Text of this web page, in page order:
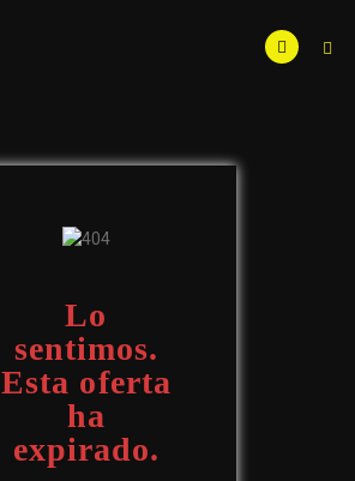
Lo
sentimos.
Esta oferta
ha
expirado.